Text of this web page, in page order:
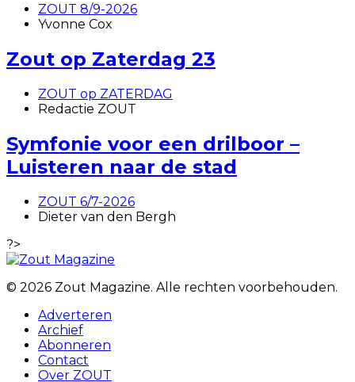
ZOUT 8/9-2026
Yvonne Cox
Zout op Zaterdag 23
ZOUT op ZATERDAG
Redactie ZOUT
Symfonie voor een drilboor –
Luisteren naar de stad
ZOUT 6/7-2026
Dieter van den Bergh
?>
© 2026 Zout Magazine. Alle rechten voorbehouden.
Adverteren
Archief
Abonneren
Contact
Over ZOUT